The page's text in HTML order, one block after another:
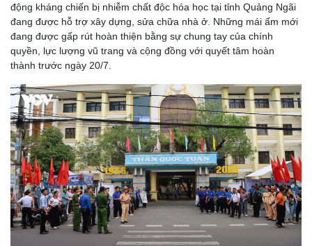
động kháng chiến bị nhiễm chất độc hóa học tại tỉnh Quảng Ngãi
đang được hỗ trợ xây dựng, sửa chữa nhà ở. Những mái ấm mới
đang được gấp rút hoàn thiện bằng sự chung tay của chính
quyền, lực lượng vũ trang và cộng đồng với quyết tâm hoàn
thành trước ngày 20/7.